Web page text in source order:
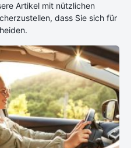
Artikel mit nützlichen
dass Sie sich für